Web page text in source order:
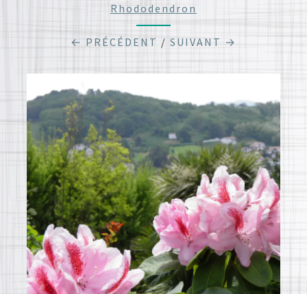
Rhododendron
← PRÉCÉDENT / SUIVANT →